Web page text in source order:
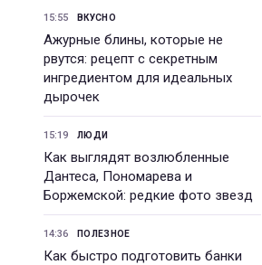
15:55 ВКУСНО
Ажурные блины, которые не
рвутся: рецепт с секретным
ингредиентом для идеальных
дырочек
15:19 ЛЮДИ
Как выглядят возлюбленные
Дантеса, Пономарева и
Боржемской: редкие фото звезд
14:36 ПОЛЕЗНОЕ
Как быстро подготовить банки